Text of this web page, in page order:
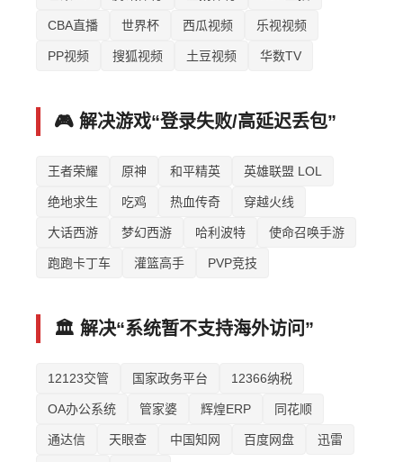
CBA直播 世界杯 西瓜视频 乐视视频
PP视频 搜狐视频 土豆视频 华数TV
🎮 解决游戏“登录失败/高延迟丢包”
王者荣耀 原神 和平精英 英雄联盟 LOL
绝地求生 吃鸡 热血传奇 穿越火线
大话西游 梦幻西游 哈利波特 使命召唤手游
跑跑卡丁车 灌篮高手 PVP竞技
🏛️ 解决“系统暂不支持海外访问”
12123交管 国家政务平台 12366纳税
OA办公系统 管家婆 辉煌ERP 同花顺
通达信 天眼查 中国知网 百度网盘 迅雷